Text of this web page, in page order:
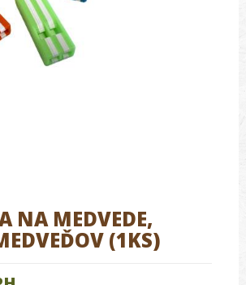
NA MEDVEDE,
(1KS)